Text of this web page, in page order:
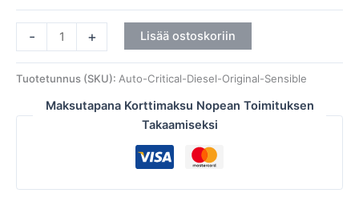
- + Lisää ostoskoriin
Tuotetunnus (SKU): Auto-Critical-Diesel-Original-Sensible
Maksutapana Korttimaksu Nopean Toimituksen
Takaamiseksi